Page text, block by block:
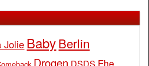
Jolie BabyBerlin
Drogen DSDS Ehe